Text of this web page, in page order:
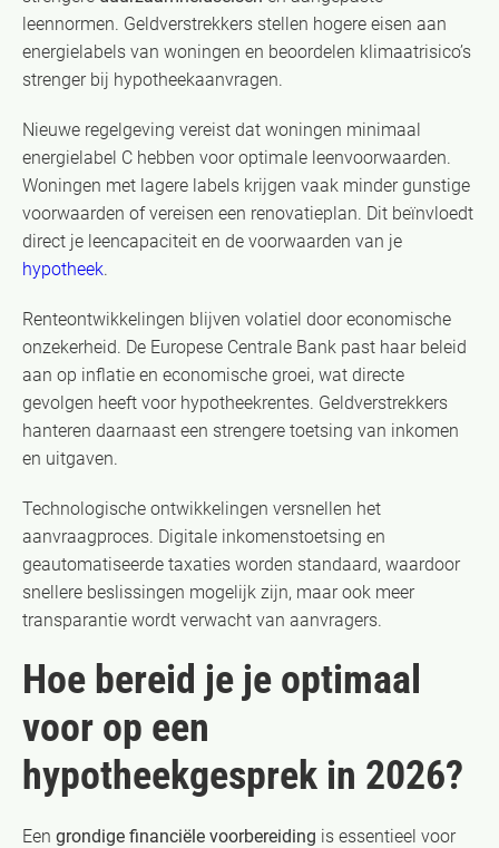
leennormen. Geldverstrekkers stellen hogere eisen aan
energielabels van woningen en beoordelen klimaatrisico’s
strenger bij hypotheekaanvragen.
Nieuwe regelgeving vereist dat woningen minimaal
energielabel C hebben voor optimale leenvoorwaarden.
Woningen met lagere labels krijgen vaak minder gunstige
voorwaarden of vereisen een renovatieplan. Dit beïnvloedt
direct je leencapaciteit en de voorwaarden van je
hypotheek.
Renteontwikkelingen blijven volatiel door economische
onzekerheid. De Europese Centrale Bank past haar beleid
aan op inflatie en economische groei, wat directe
gevolgen heeft voor hypotheekrentes. Geldverstrekkers
hanteren daarnaast een strengere toetsing van inkomen
en uitgaven.
Technologische ontwikkelingen versnellen het
aanvraagproces. Digitale inkomenstoetsing en
geautomatiseerde taxaties worden standaard, waardoor
snellere beslissingen mogelijk zijn, maar ook meer
transparantie wordt verwacht van aanvragers.
Hoe bereid je je optimaal
voor op een
hypotheekgesprek in 2026?
Een grondige financiële voorbereiding is essentieel voor